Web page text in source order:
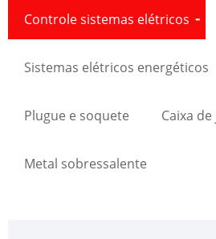
Controle sistemas elétricos
Sistemas elétricos energéticos
Plugue e soquete Caixa
Metal sobressalente